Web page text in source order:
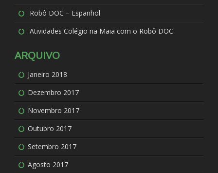
Robô DOC – Espanhol
Atividades Colégio na Maia com o Robô DOC
ARQUIVO
Janeiro 2018
Dezembro 2017
Novembro 2017
Outubro 2017
Setembro 2017
Agosto 2017